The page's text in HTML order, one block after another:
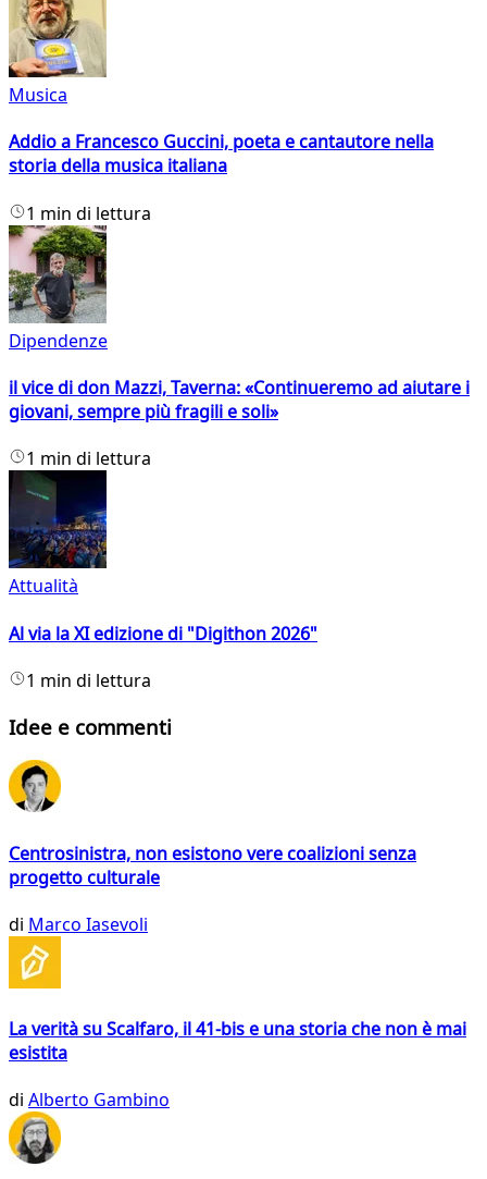
Musica
Addio a Francesco Guccini, poeta e cantautore nella
storia della musica italiana
1 min di lettura
Dipendenze
il vice di don Mazzi, Taverna: «Continueremo ad aiutare i
giovani, sempre più fragili e soli»
1 min di lettura
Attualità
Al via la XI edizione di "Digithon 2026"
1 min di lettura
Idee e commenti
Centrosinistra, non esistono vere coalizioni senza
progetto culturale
di Marco Iasevoli
La verità su Scalfaro, il 41-bis e una storia che non è mai
esistita
di Alberto Gambino